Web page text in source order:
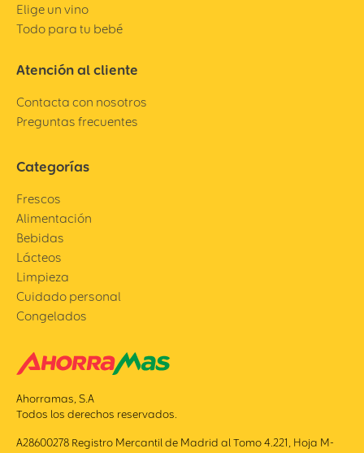
Elige un vino
Todo para tu bebé
Atención al cliente
Contacta con nosotros
Preguntas frecuentes
Categorías
Frescos
Alimentación
Bebidas
Lácteos
Limpieza
Cuidado personal
Congelados
Ahorramas, S.A
Todos los derechos reservados.
A28600278 Registro Mercantil de Madrid al Tomo 4.221, Hoja M-